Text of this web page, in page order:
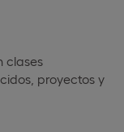
clases
proyectos y